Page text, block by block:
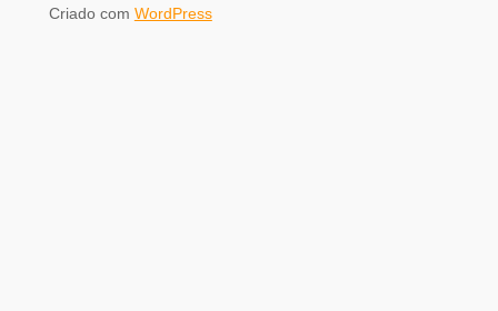
Criado com WordPress